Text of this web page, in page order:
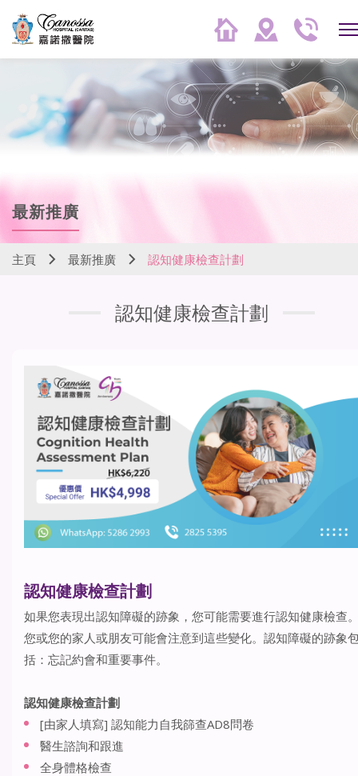
最新推廣
主頁 最新推廣 認知健康檢查計劃
認知健康檢查計劃
認知健康檢查計劃
如果您表現出認知障礙的跡象，您可能需要進行認知健康檢查
您或您的家人或朋友可能會注意到這些變化。認知障礙的跡象
括：忘記約會和重要事件。
認知健康檢查計劃
[由家人填寫] 認知能力自我篩查AD8問卷
醫生諮詢和跟進
全身體格檢查